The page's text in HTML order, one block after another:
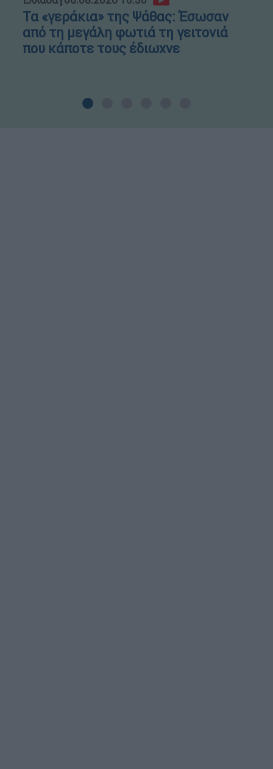
Τα «γεράκια» της Ψάθας: Έσωσαν
από τη μεγάλη φωτιά τη γειτονιά
που κάποτε τους έδιωχνε